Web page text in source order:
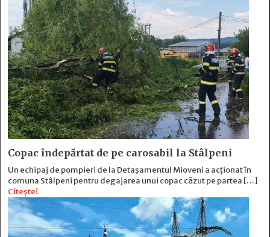
Copac îndepărtat de pe carosabil la Stâlpeni
Un echipaj de pompieri de la Detașamentul Mioveni a acționat în
comuna Stâlpeni pentru degajarea unui copac căzut pe partea […]
Citește!